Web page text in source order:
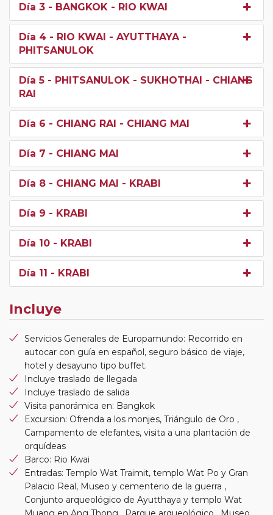
Día 3 - BANGKOK - RIO KWAI
Día 4 - RIO KWAI - AYUTTHAYA -
PHITSANULOK
Día 5 - PHITSANULOK - SUKHOTHAI - CHIANG
RAI
Día 6 - CHIANG RAI - CHIANG MAI
Día 7 - CHIANG MAI
Día 8 - CHIANG MAI - KRABI
Día 9 - KRABI
Día 10 - KRABI
Día 11 - KRABI
Incluye
Servicios Generales de Europamundo: Recorrido en
autocar con guía en español, seguro básico de viaje,
hotel y desayuno tipo buffet.
Incluye traslado de llegada
Incluye traslado de salida
Visita panorámica en: Bangkok
Excursion: Ofrenda a los monjes, Triángulo de Oro ,
Campamento de elefantes, visita a una plantación de
orquídeas
Barco: Rio Kwai
Entradas: Templo Wat Traimit, templo Wat Po y Gran
Palacio Real, Museo y cementerio de la guerra ,
Conjunto arqueológico de Ayutthaya y templo Wat